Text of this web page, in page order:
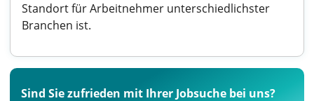
Standort für Arbeitnehmer unterschiedlichster
Branchen ist.
Sind Sie zufrieden mit Ihrer Jobsuche bei uns?